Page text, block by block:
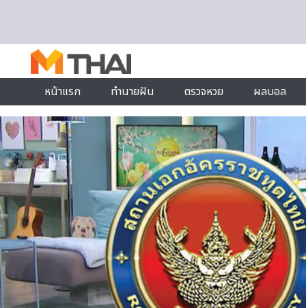
หน้าแรก ทำนายฝัน ตรวจหวย ผลบอล